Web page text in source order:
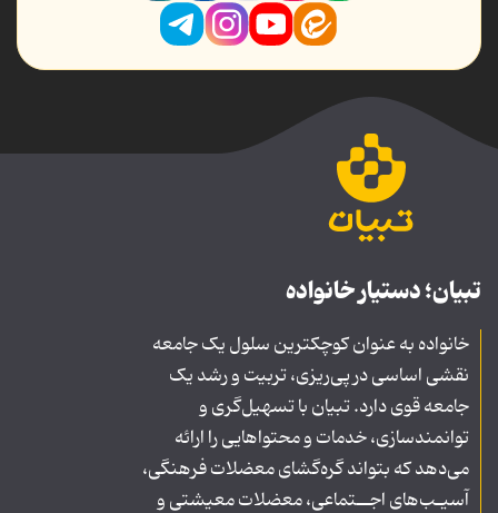
تبیان؛ دستیار خانواده
خانواده به عنوان کوچکترین سلول یک جامعه
نقشی اساسی در پی‌ریزی، تربیت و رشد یک
جامعه قوی دارد. تبیان با تسهیل‌گری و
توانمندسازی، خدمات و محتواهایی را ارائه
می‌دهد که بتواند گره‌گشای معضلات فرهنگی،
آسیـب‌های اجــتماعی، معضلات معیشتی و